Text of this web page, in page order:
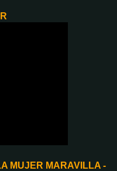
MUJER MARAVILLA -